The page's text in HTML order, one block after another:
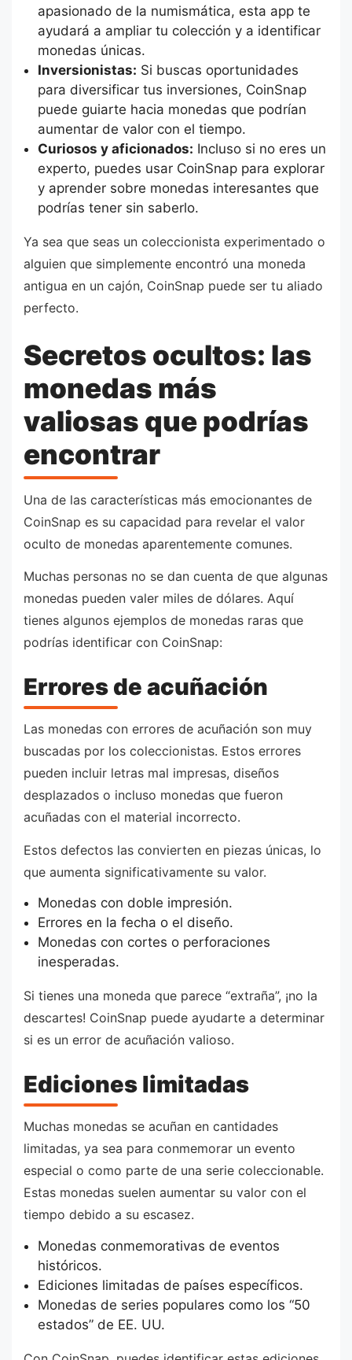
apasionado de la numismática, esta app te
ayudará a ampliar tu colección y a identificar
monedas únicas.
Inversionistas: Si buscas oportunidades
para diversificar tus inversiones, CoinSnap
puede guiarte hacia monedas que podrían
aumentar de valor con el tiempo.
Curiosos y aficionados: Incluso si no eres un
experto, puedes usar CoinSnap para explorar
y aprender sobre monedas interesantes que
podrías tener sin saberlo.
Ya sea que seas un coleccionista experimentado o
alguien que simplemente encontró una moneda
antigua en un cajón, CoinSnap puede ser tu aliado
perfecto.
Secretos ocultos: las
monedas más
valiosas que podrías
encontrar
Una de las características más emocionantes de
CoinSnap es su capacidad para revelar el valor
oculto de monedas aparentemente comunes.
Muchas personas no se dan cuenta de que algunas
monedas pueden valer miles de dólares. Aquí
tienes algunos ejemplos de monedas raras que
podrías identificar con CoinSnap:
Errores de acuñación
Las monedas con errores de acuñación son muy
buscadas por los coleccionistas. Estos errores
pueden incluir letras mal impresas, diseños
desplazados o incluso monedas que fueron
acuñadas con el material incorrecto.
Estos defectos las convierten en piezas únicas, lo
que aumenta significativamente su valor.
Monedas con doble impresión.
Errores en la fecha o el diseño.
Monedas con cortes o perforaciones
inesperadas.
Si tienes una moneda que parece “extraña”, ¡no la
descartes! CoinSnap puede ayudarte a determinar
si es un error de acuñación valioso.
Ediciones limitadas
Muchas monedas se acuñan en cantidades
limitadas, ya sea para conmemorar un evento
especial o como parte de una serie coleccionable.
Estas monedas suelen aumentar su valor con el
tiempo debido a su escasez.
Monedas conmemorativas de eventos
históricos.
Ediciones limitadas de países específicos.
Monedas de series populares como los “50
estados” de EE. UU.